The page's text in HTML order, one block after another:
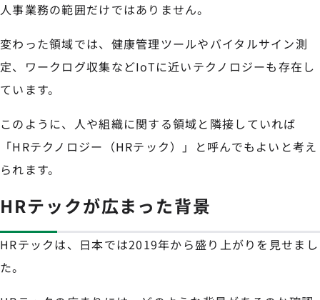
人事業務の範囲だけではありません。
変わった領域では、健康管理ツールやバイタルサイン測
定、ワークログ収集などIoTに近いテクノロジーも存在し
ています。
このように、人や組織に関する領域と隣接していれば
「HRテクノロジー（HRテック）」と呼んでもよいと考え
られます。
HRテックが広まった背景
HRテックは、日本では2019年から盛り上がりを見せまし
た。